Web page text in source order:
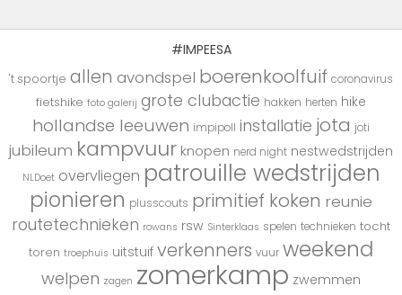
#IMPEESA
't spoortje allen avondspel boerenkoolfuif coronavirus
fietshike foto galerij grote clubactie hakken herten hike
hollandse leeuwen impipoll installatie jota joti
jubileum kampvuur knopen nerd night nestwedstrijden
NLDoet overvliegen patrouille wedstrijden
pionieren plusscouts primitief koken reunie
routetechnieken rowans rsw Sinterklaas spelen technieken tocht
toren troephuis uitstuif verkenners vuur weekend
welpen zagen zomerkamp zwemmen